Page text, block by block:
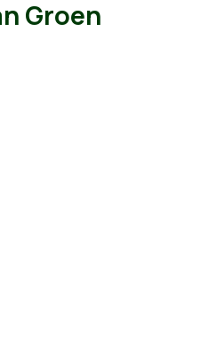
Groen